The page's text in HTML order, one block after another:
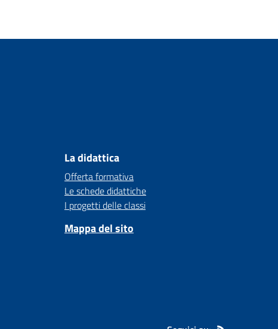
La didattica
Offerta formativa
Le schede didattiche
I progetti delle classi
Mappa del sito